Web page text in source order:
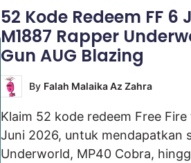
52 Kode Redeem FF 6
M1887 Rapper
Gun AUG Blazing
By Falah Malaika Az Zahra
Klaim 52 kode redeem Free
Juni 2026, untuk mendapatkan
Underworld, MP40 Cobra,